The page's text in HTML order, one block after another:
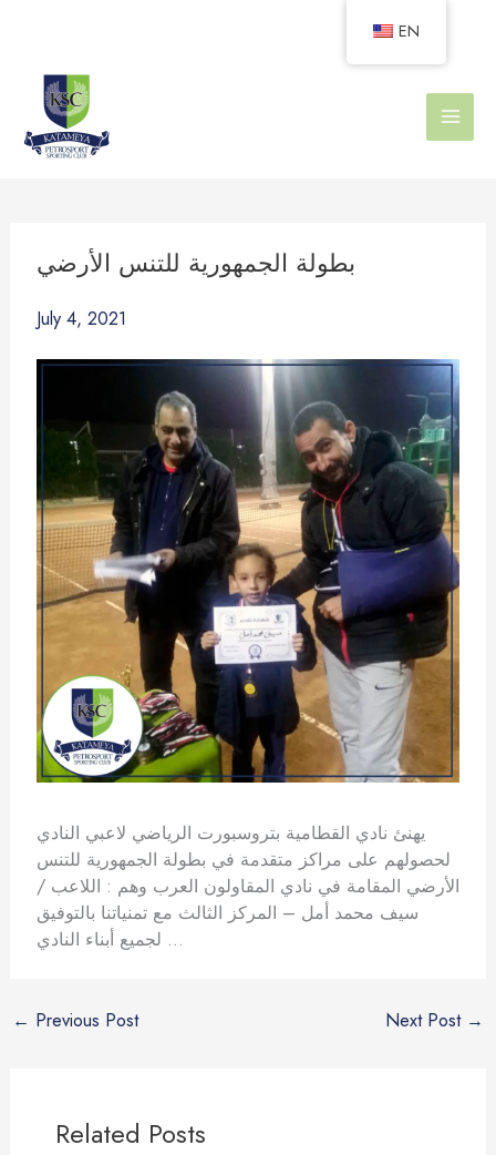
بطولة الجمهورية للتنس الأرضي
July 4, 2021
يهنئ نادي القطامية بتروسبورت الرياضي لاعبي النادي
لحصولهم على مراكز متقدمة في بطولة الجمهورية للتنس
الأرضي المقامة في نادي المقاولون العرب وهم : اللاعب /
سيف محمد أمل – المركز الثالث مع تمنياتنا بالتوفيق
لجميع أبناء النادي …
← Previous Post Next Post →
Related Posts
EN